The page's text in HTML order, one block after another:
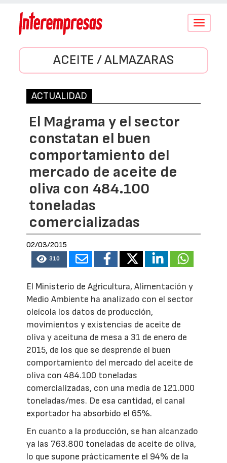
Conmutar
ACEITE / ALMAZARAS
ACTUALIDAD
El Magrama y el sector
constatan el buen
comportamiento del
mercado de aceite de
oliva con 484.100
toneladas
comercializadas
02/03/2015
310
El Ministerio de Agricultura, Alimentación y
Medio Ambiente ha analizado con el sector
oleícola los datos de producción,
movimientos y existencias de aceite de
oliva y aceituna de mesa a 31 de enero de
2015, de los que se desprende el buen
comportamiento del mercado del aceite de
oliva con 484.100 toneladas
comercializadas, con una media de 121.000
toneladas/mes. De esa cantidad, el canal
exportador ha absorbido el 65%.
En cuanto a la producción, se han alcanzado
ya las 763.800 toneladas de aceite de oliva,
lo que supone prácticamente el 94% de la